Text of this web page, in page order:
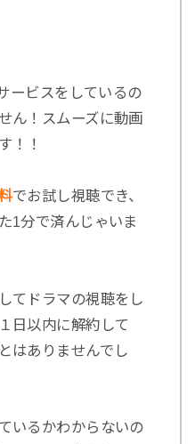
ービスをしているの
ん！スムーズに動画
！！
でお試し視聴でき、
1分で済んじゃいま
てドラマの視聴をし
日以内に解約して
はありませんでし
いるかわからないの